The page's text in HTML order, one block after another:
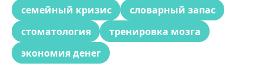
семейный кризис
словарный запас
стоматология
тренировка мозга
экономия денег